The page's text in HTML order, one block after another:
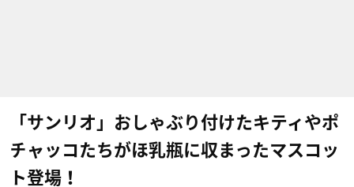
「サンリオ」おしゃぶり付けたキティやポ
チャッコたちがほ乳瓶に収まったマスコッ
ト登場！